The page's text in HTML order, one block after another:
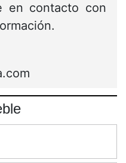
en contacto con